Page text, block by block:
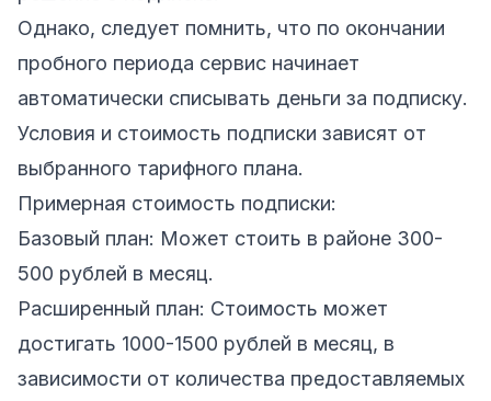
Однако, следует помнить, что по окончании
пробного периода сервис начинает
автоматически списывать деньги за подписку.
Условия и стоимость подписки зависят от
выбранного тарифного плана.
Примерная стоимость подписки:
Базовый план: Может стоить в районе 300-
500 рублей в месяц.
Расширенный план: Стоимость может
достигать 1000-1500 рублей в месяц, в
зависимости от количества предоставляемых